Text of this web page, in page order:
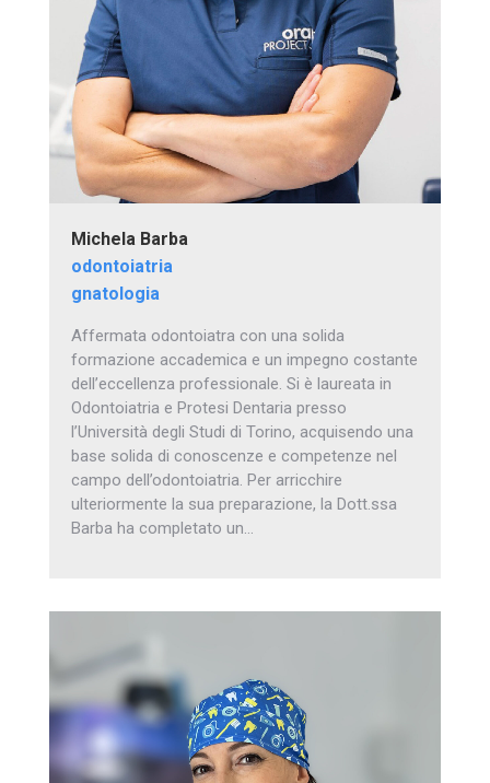
Michela Barba
odontoiatria
gnatologia
Affermata odontoiatra con una solida
formazione accademica e un impegno costante
dell’eccellenza professionale. Si è laureata in
Odontoiatria e Protesi Dentaria presso
l’Università degli Studi di Torino, acquisendo una
base solida di conoscenze e competenze nel
campo dell’odontoiatria. Per arricchire
ulteriormente la sua preparazione, la Dott.ssa
Barba ha completato un…